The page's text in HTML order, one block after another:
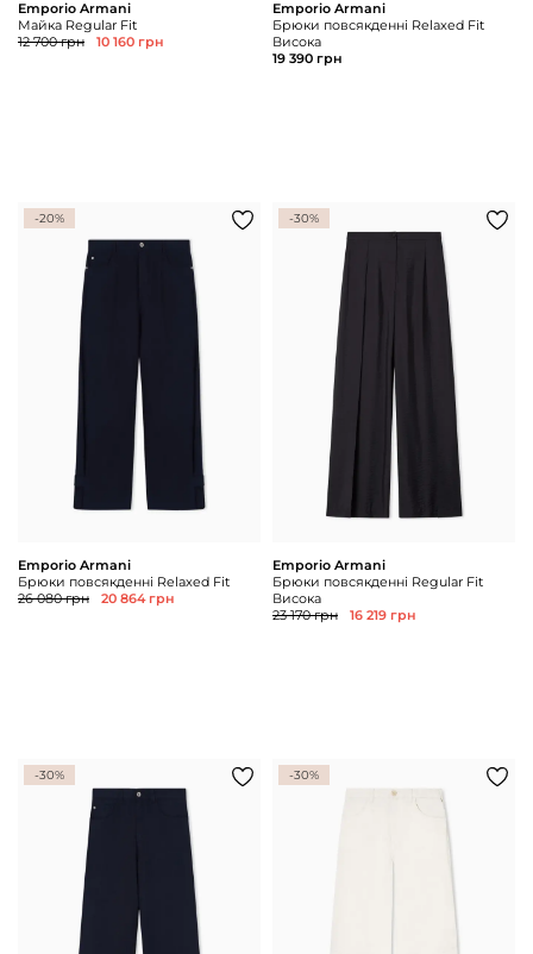
Emporio Armani
Майка Regular Fit
12 700 грн
10 160 грн
Emporio Armani
Брюки повсякденні Relaxed Fit
Висока
19 390 грн
-20%
Emporio Armani
Брюки повсякденні Relaxed Fit
26 080 грн
20 864 грн
-30%
Emporio Armani
Брюки повсякденні Regular Fit
Висока
23 170 грн
16 219 грн
-30% -30%